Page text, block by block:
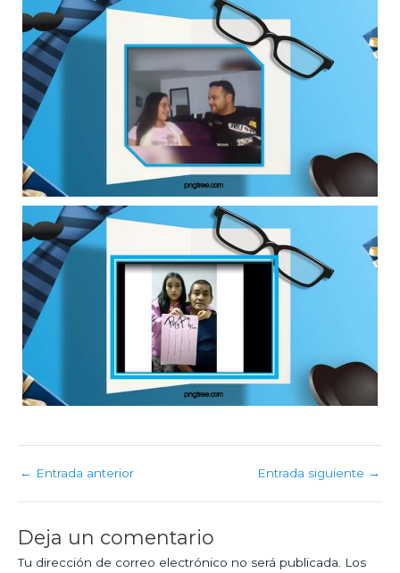
← Entrada anterior Entrada siguiente →
Deja un comentario
Tu dirección de correo electrónico no será publicada. Los